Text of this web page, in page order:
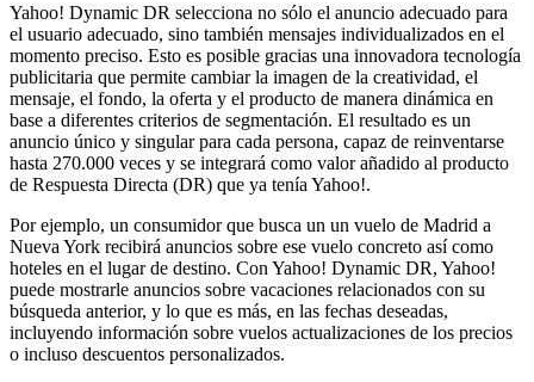
Yahoo! Dynamic DR selecciona no sólo el anuncio adecuado para
el usuario adecuado, sino también mensajes individualizados en el
momento preciso. Esto es posible gracias una innovadora tecnología
publicitaria que permite cambiar la imagen de la creatividad, el
mensaje, el fondo, la oferta y el producto de manera dinámica en
base a diferentes criterios de segmentación. El resultado es un
anuncio único y singular para cada persona, capaz de reinventarse
hasta 270.000 veces y se integrará como valor añadido al producto
de Respuesta Directa (DR) que ya tenía Yahoo!.
Por ejemplo, un consumidor que busca un un vuelo de Madrid a
Nueva York recibirá anuncios sobre ese vuelo concreto así como
hoteles en el lugar de destino. Con Yahoo! Dynamic DR, Yahoo!
puede mostrarle anuncios sobre vacaciones relacionados con su
búsqueda anterior, y lo que es más, en las fechas deseadas,
incluyendo información sobre vuelos actualizaciones de los precios
o incluso descuentos personalizados.